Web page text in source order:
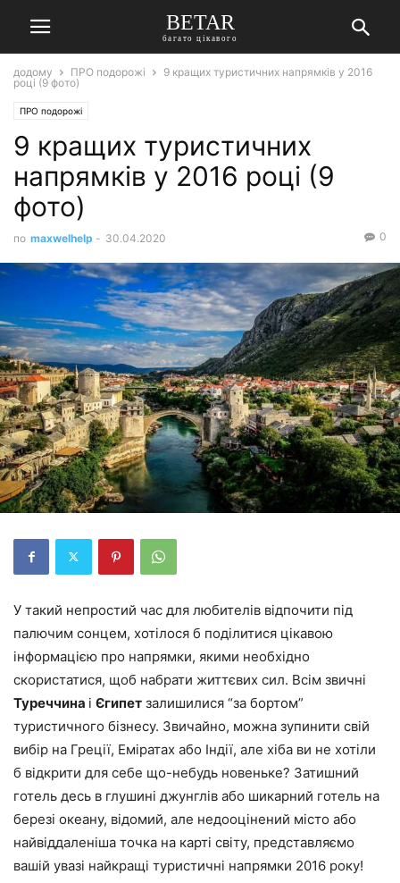
BETAR
багато цікавого
додому ПРО подорожі
9 кращих туристичних напрямків у 2016
році (9 фото)
ПРО подорожі
9 кращих туристичних
напрямків у 2016 році (9
фото)
по maxwelhelp - 30.04.2020 0
У такий непростий час для любителів відпочити під
палючим сонцем, хотілося б поділитися цікавою
інформацією про напрямки, якими необхідно
скористатися, щоб набрати життєвих сил. Всім звичні
Туреччина і Єгипет залишилися “за бортом”
туристичного бізнесу. Звичайно, можна зупинити свій
вибір на Греції, Еміратах або Індії, але хіба ви не хотіли
б відкрити для себе що-небудь новеньке? Затишний
готель десь в глушині джунглів або шикарний готель на
березі океану, відомий, але недооцінений місто або
найвіддаленіша точка на карті світу, представляємо
вашій увазі найкращі туристичні напрямки 2016 року!